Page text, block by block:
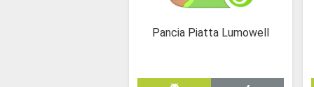
Pancia Piatta Lumowell